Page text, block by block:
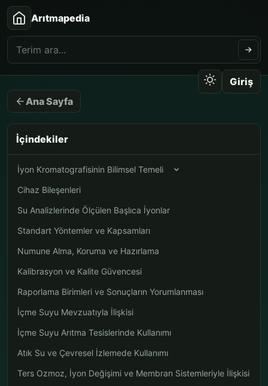
Arıtmapedia
Giriş
Ana Sayfa
İçindekiler
İyon Kromatografisinin Bilimsel Temeli
Cihaz Bileşenleri
Su Analizlerinde Ölçülen Başlıca İyonlar
Standart Yöntemler ve Kapsamları
Numune Alma, Koruma ve Hazırlama
Kalibrasyon ve Kalite Güvencesi
Raporlama Birimleri ve Sonuçların Yorumlanması
İçme Suyu Mevzuatıyla İlişkisi
İçme Suyu Arıtma Tesislerinde Kullanımı
Atık Su ve Çevresel İzlemede Kullanımı
Ters Ozmoz, İyon Değişimi ve Membran Sistemleriyle İlişkisi